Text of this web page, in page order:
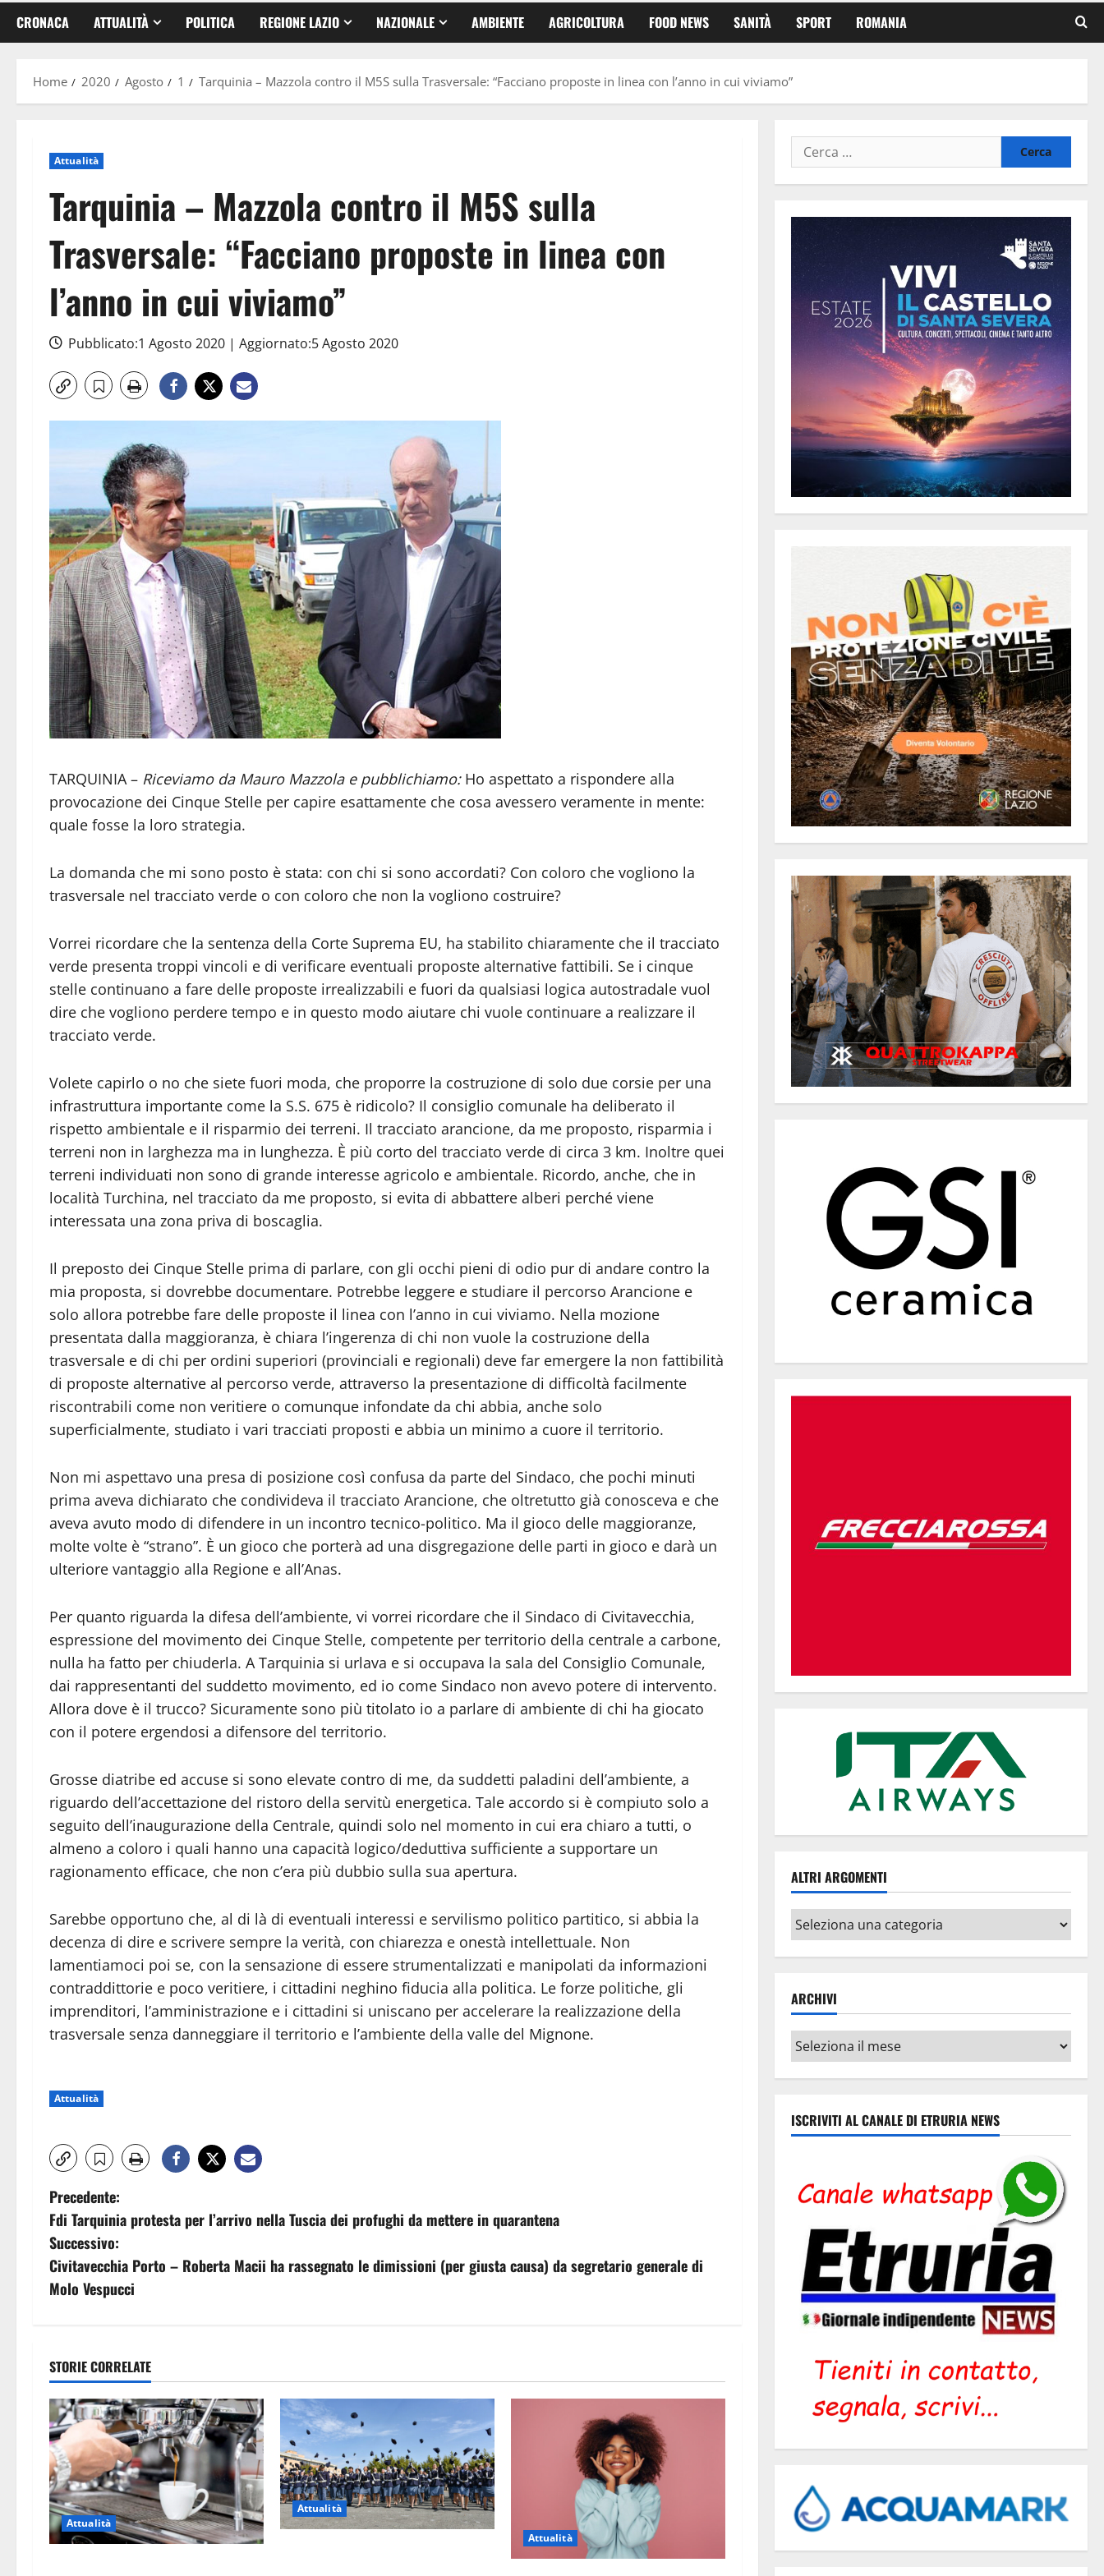
CRONACA ATTUALITÀ POLITICA REGIONE LAZIO NAZIONALE AMBIENTE AGRICOLTURA FOOD NEWS SANITÀ SPORT ROMANIA
Home 2020 Agosto 1 Tarquinia – Mazzola contro il M5S sulla Trasversale: “Facciano proposte in linea con l’anno in cui viviamo”
Attualità
Tarquinia – Mazzola contro il M5S sulla
Trasversale: “Facciano proposte in linea con
l’anno in cui viviamo”
Pubblicato:1 Agosto 2020 | Aggiornato:5 Agosto 2020
TARQUINIA – Riceviamo da Mauro Mazzola e pubblichiamo: Ho aspettato a rispondere alla
provocazione dei Cinque Stelle per capire esattamente che cosa avessero veramente in mente:
quale fosse la loro strategia.
La domanda che mi sono posto è stata: con chi si sono accordati? Con coloro che vogliono la
trasversale nel tracciato verde o con coloro che non la vogliono costruire?
Vorrei ricordare che la sentenza della Corte Suprema EU, ha stabilito chiaramente che il tracciato
verde presenta troppi vincoli e di verificare eventuali proposte alternative fattibili. Se i cinque
stelle continuano a fare delle proposte irrealizzabili e fuori da qualsiasi logica autostradale vuol
dire che vogliono perdere tempo e in questo modo aiutare chi vuole continuare a realizzare il
tracciato verde.
Volete capirlo o no che siete fuori moda, che proporre la costruzione di solo due corsie per una
infrastruttura importante come la S.S. 675 è ridicolo? Il consiglio comunale ha deliberato il
rispetto ambientale e il risparmio dei terreni. Il tracciato arancione, da me proposto, risparmia i
terreni non in larghezza ma in lunghezza. È più corto del tracciato verde di circa 3 km. Inoltre quei
terreni individuati non sono di grande interesse agricolo e ambientale. Ricordo, anche, che in
località Turchina, nel tracciato da me proposto, si evita di abbattere alberi perché viene
interessata una zona priva di boscaglia.
Il preposto dei Cinque Stelle prima di parlare, con gli occhi pieni di odio pur di andare contro la
mia proposta, si dovrebbe documentare. Potrebbe leggere e studiare il percorso Arancione e
solo allora potrebbe fare delle proposte il linea con l’anno in cui viviamo. Nella mozione
presentata dalla maggioranza, è chiara l’ingerenza di chi non vuole la costruzione della
trasversale e di chi per ordini superiori (provinciali e regionali) deve far emergere la non fattibilità
di proposte alternative al percorso verde, attraverso la presentazione di difficoltà facilmente
riscontrabili come non veritiere o comunque infondate da chi abbia, anche solo
superficialmente, studiato i vari tracciati proposti e abbia un minimo a cuore il territorio.
Non mi aspettavo una presa di posizione così confusa da parte del Sindaco, che pochi minuti
prima aveva dichiarato che condivideva il tracciato Arancione, che oltretutto già conosceva e che
aveva avuto modo di difendere in un incontro tecnico-politico. Ma il gioco delle maggioranze,
molte volte è “strano”. È un gioco che porterà ad una disgregazione delle parti in gioco e darà un
ulteriore vantaggio alla Regione e all’Anas.
Per quanto riguarda la difesa dell’ambiente, vi vorrei ricordare che il Sindaco di Civitavecchia,
espressione del movimento dei Cinque Stelle, competente per territorio della centrale a carbone,
nulla ha fatto per chiuderla. A Tarquinia si urlava e si occupava la sala del Consiglio Comunale,
dai rappresentanti del suddetto movimento, ed io come Sindaco non avevo potere di intervento.
Allora dove è il trucco? Sicuramente sono più titolato io a parlare di ambiente di chi ha giocato
con il potere ergendosi a difensore del territorio.
Grosse diatribe ed accuse si sono elevate contro di me, da suddetti paladini dell’ambiente, a
riguardo dell’accettazione del ristoro della servitù energetica. Tale accordo si è compiuto solo a
seguito dell’inaugurazione della Centrale, quindi solo nel momento in cui era chiaro a tutti, o
almeno a coloro i quali hanno una capacità logico/deduttiva sufficiente a supportare un
ragionamento efficace, che non c’era più dubbio sulla sua apertura.
Sarebbe opportuno che, al di là di eventuali interessi e servilismo politico partitico, si abbia la
decenza di dire e scrivere sempre la verità, con chiarezza e onestà intellettuale. Non
lamentiamoci poi se, con la sensazione di essere strumentalizzati e manipolati da informazioni
contraddittorie e poco veritiere, i cittadini neghino fiducia alla politica. Le forze politiche, gli
imprenditori, l’amministrazione e i cittadini si uniscano per accelerare la realizzazione della
trasversale senza danneggiare il territorio e l’ambiente della valle del Mignone.
Attualità
N
a
v
i
a
z
i
o
n
e
Precedente:
Fdi Tarquinia protesta per l’arrivo nella Tuscia dei profughi da mettere in quarantena
Successivo:
Civitavecchia Porto – Roberta Macii ha rassegnato le dimissioni (per giusta causa) da segretario generale di
Molo Vespucci
STORIE CORRELATE
Attualità
Attualità
Attualità
Ricerca
per:
ALTRI ARGOMENTI
Altri
argomenti
ARCHIVI
Archivi
ISCRIVITI AL CANALE DI ETRURIA NEWS